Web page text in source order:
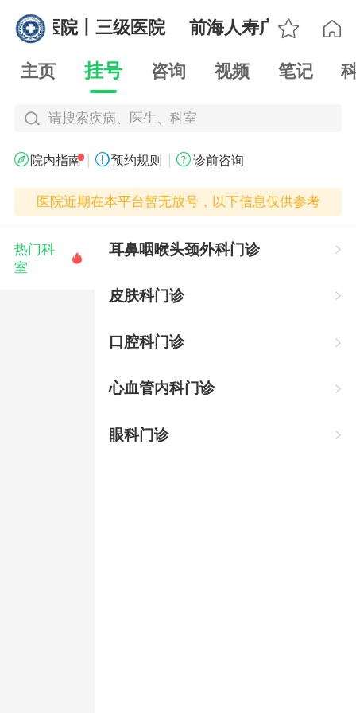
州总医院丨三级医院 前海人寿广州总医院
 
主页 挂号 咨询 视频 笔记
请搜索疾病、医生、科室
 院内指南 预约规则 诊前咨询
医院近期在本平台暂无放号，以下信息仅供参考
热门科
室

耳鼻咽喉头颈外科门诊 
皮肤科门诊 
口腔科门诊 
心血管内科门诊 
眼科门诊 